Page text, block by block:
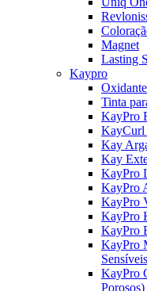
Magnet
Lasting
Kaypro
Tinta
KayPro
KayCurl
Kay
Kay
KayPro
KayPro
KayPro
KayPro
KayPro
KayPro
KayPro
Porosos)